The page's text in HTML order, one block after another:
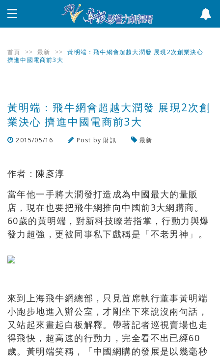
首頁 >> 最新 >>
黃明端：飛牛網會超越大潤發 展現2次創業決心
擠進中國電商前3大
黃明端：飛牛網會超越大潤發 展現2次創
業決心 擠進中國電商前3大
2015/05/16 Post by 財訊
最新
作者：陳彥淳
當年他一手將大潤發打造成為中國最大的量販
店，現在也要把飛牛網推向中國前3大網購商。
60歲的黃明端，對新科技瞭若指掌，行動力與爆
發力超強，更被同事私下戲稱是「不老男神」。
來到上海飛牛網總部，只見首席執行董事黃明端
小跑步地進入辦公室，才剛坐下來說沒兩句話，
又站起來畫起白板解釋。帶著記者巡視賣場也走
得飛快，超高速的行動力，完全看不出已經60
歲。黃明端笑稱，「中國網購的發展是以幾毫秒